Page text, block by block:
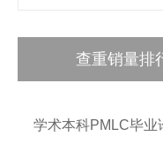
查重销量排
学术本科PMLC毕业